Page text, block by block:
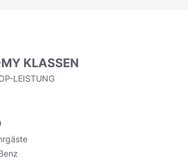
KLASSEN
LEISTUNG